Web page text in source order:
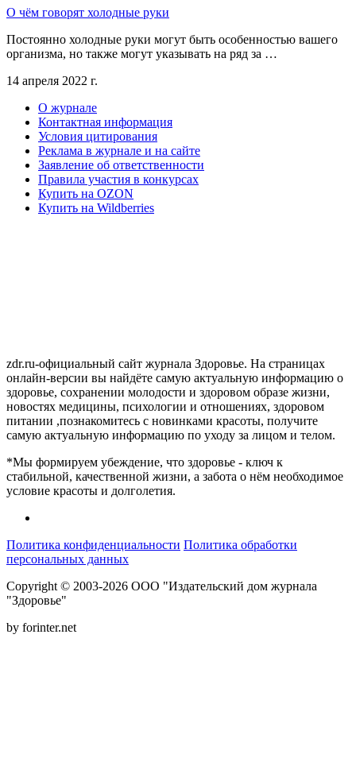
О чём говорят холодные руки
Постоянно холодные руки могут быть особенностью вашего
организма, но также могут указывать на ряд за …
14 апреля 2022 г.
О журнале
Контактная информация
Условия цитирования
Реклама в журнале и на сайте
Заявление об ответственности
Правила участия в конкурсах
Купить на OZON
Купить на Wildberries
zdr.ru-официальный сайт журнала Здоровье. На страницах
онлайн-версии вы найдёте самую актуальную информацию о
здоровье, сохранении молодости и здоровом образе жизни,
новостях медицины, психологии и отношениях, здоровом
питании ,познакомитесь с новинками красоты, получите
самую актуальную информацию по уходу за лицом и телом.
*Мы формируем убеждение, что здоровье - ключ к
стабильной, качественной жизни, а забота о нём необходимое
условие красоты и долголетия.
Политика конфиденциальности Политика обработки
персональных данных
Copyright © 2003-2026 ООО "Издательский дом журнала
"Здоровье"
by forinter.net